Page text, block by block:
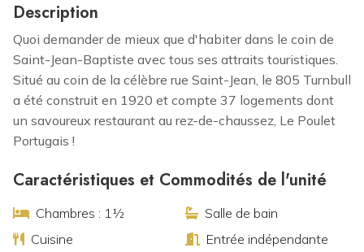
Description
Quoi demander de mieux que d'habiter dans le coin de
Saint-Jean-Baptiste avec tous ses attraits touristiques.
Situé au coin de la célèbre rue Saint-Jean, le 805 Turnbull
a été construit en 1920 et compte 37 logements dont
un savoureux restaurant au rez-de-chaussez, Le Poulet
Portugais !
Caractéristiques et Commodités de l'unité
Chambres : 1½
Salle de bain
Cuisine
Entrée indépendante